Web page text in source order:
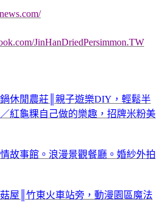
JinHanDriedPersimmon.TW
鍋休閒農莊║親子遊樂DIY，輕鬆半
紅龜粿自己做的樂趣，招牌米粉美
故事館。浪漫景觀餐廳。婚紗外拍
屋║竹東火車站旁，動漫園區魔法